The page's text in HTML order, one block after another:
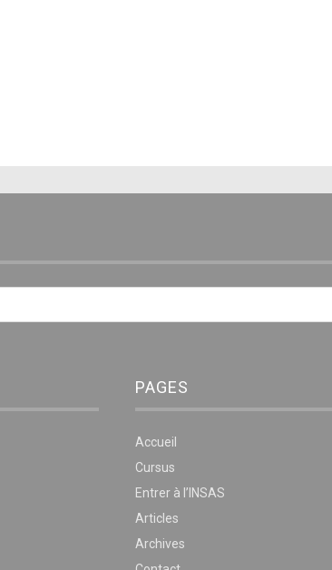
PAGES
Accueil
Cursus
Entrer à l’INSAS
Articles
Archives